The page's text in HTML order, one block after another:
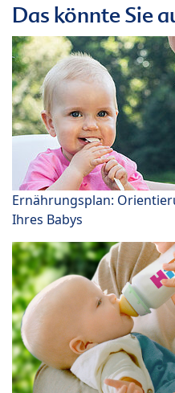
Das könnte Sie
Ernährungsplan:
Ihres Babys